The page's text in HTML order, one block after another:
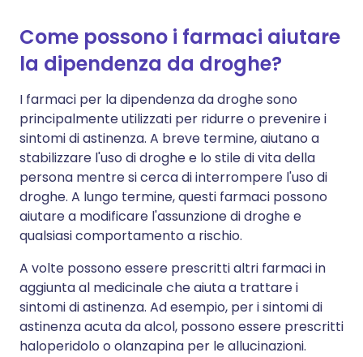
Come possono i farmaci aiutare
la dipendenza da droghe?
I farmaci per la dipendenza da droghe sono
principalmente utilizzati per ridurre o prevenire i
sintomi di astinenza. A breve termine, aiutano a
stabilizzare l'uso di droghe e lo stile di vita della
persona mentre si cerca di interrompere l'uso di
droghe. A lungo termine, questi farmaci possono
aiutare a modificare l'assunzione di droghe e
qualsiasi comportamento a rischio.
A volte possono essere prescritti altri farmaci in
aggiunta al medicinale che aiuta a trattare i
sintomi di astinenza. Ad esempio, per i sintomi di
astinenza acuta da alcol, possono essere prescritti
haloperidolo o olanzapina per le allucinazioni.